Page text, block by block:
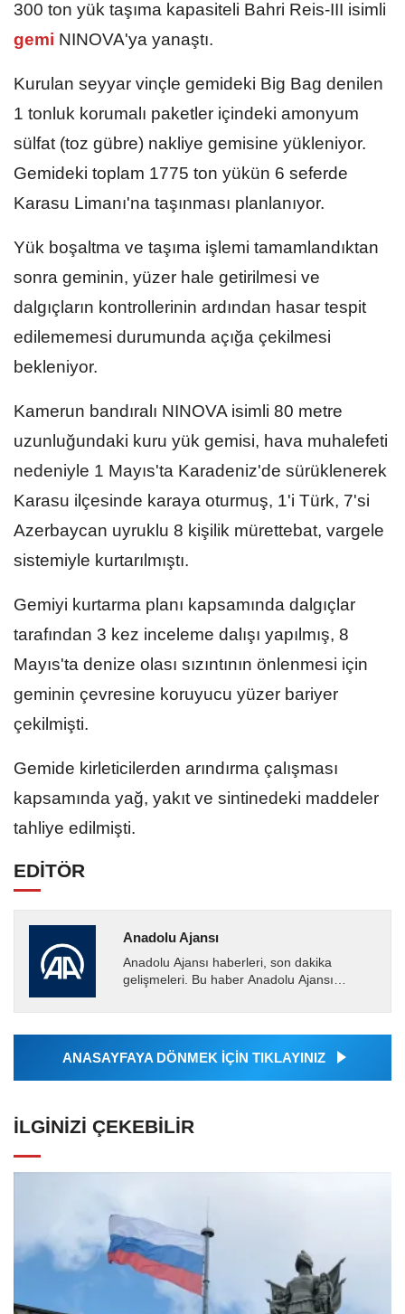
300 ton yük taşıma kapasiteli Bahri Reis-III isimli
gemi NINOVA'ya yanaştı.
Kurulan seyyar vinçle gemideki Big Bag denilen
1 tonluk korumalı paketler içindeki amonyum
sülfat (toz gübre) nakliye gemisine yükleniyor.
Gemideki toplam 1775 ton yükün 6 seferde
Karasu Limanı'na taşınması planlanıyor.
Yük boşaltma ve taşıma işlemi tamamlandıktan
sonra geminin, yüzer hale getirilmesi ve
dalgıçların kontrollerinin ardından hasar tespit
edilememesi durumunda açığa çekilmesi
bekleniyor.
Kamerun bandıralı NINOVA isimli 80 metre
uzunluğundaki kuru yük gemisi, hava muhalefeti
nedeniyle 1 Mayıs'ta Karadeniz'de sürüklenerek
Karasu ilçesinde karaya oturmuş, 1'i Türk, 7'si
Azerbaycan uyruklu 8 kişilik mürettebat, vargele
sistemiyle kurtarılmıştı.
Gemiyi kurtarma planı kapsamında dalgıçlar
tarafından 3 kez inceleme dalışı yapılmış, 8
Mayıs'ta denize olası sızıntının önlenmesi için
geminin çevresine koruyucu yüzer bariyer
çekilmişti.
Gemide kirleticilerden arındırma çalışması
kapsamında yağ, yakıt ve sintinedeki maddeler
tahliye edilmişti.
EDİTÖR
Anadolu Ajansı
Anadolu Ajansı haberleri, son dakika
gelişmeleri. Bu haber Anadolu Ajansı
tarafından geçilen tüm...
ANASAYFAYA DÖNMEK İÇİN TIKLAYINIZ
İLGINIZI ÇEKEBILIR